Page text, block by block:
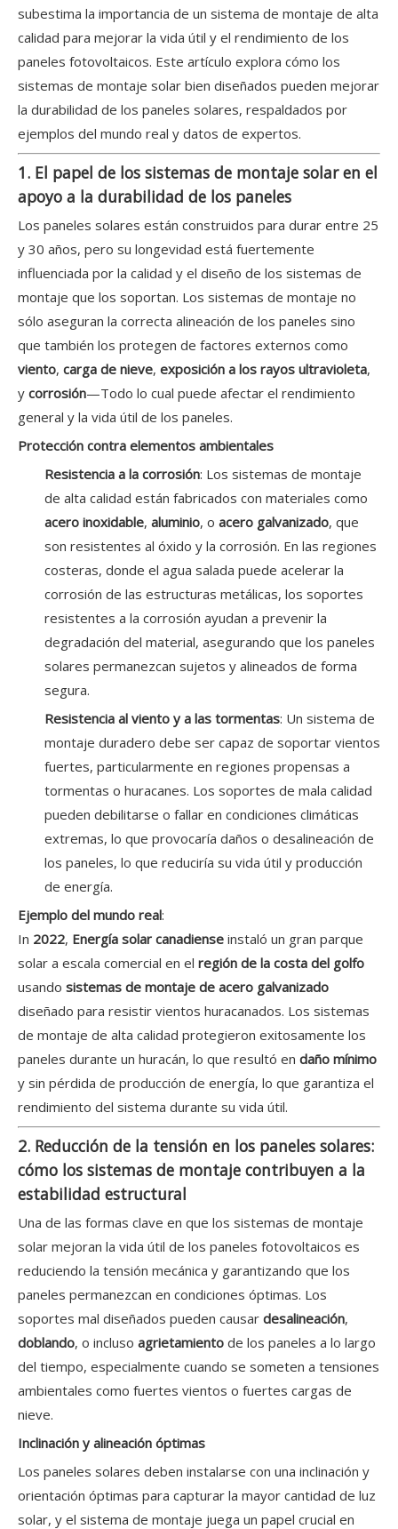
subestima la importancia de un sistema de montaje de alta
calidad para mejorar la vida útil y el rendimiento de los
paneles fotovoltaicos. Este artículo explora cómo los
sistemas de montaje solar bien diseñados pueden mejorar
la durabilidad de los paneles solares, respaldados por
ejemplos del mundo real y datos de expertos.
1. El papel de los sistemas de montaje solar en el
apoyo a la durabilidad de los paneles
Los paneles solares están construidos para durar entre 25
y 30 años, pero su longevidad está fuertemente
influenciada por la calidad y el diseño de los sistemas de
montaje que los soportan. Los sistemas de montaje no
sólo aseguran la correcta alineación de los paneles sino
que también los protegen de factores externos como
viento, carga de nieve, exposición a los rayos ultravioleta,
y corrosión—Todo lo cual puede afectar el rendimiento
general y la vida útil de los paneles.
Protección contra elementos ambientales
Resistencia a la corrosión: Los sistemas de montaje
de alta calidad están fabricados con materiales como
acero inoxidable, aluminio, o acero galvanizado, que
son resistentes al óxido y la corrosión. En las regiones
costeras, donde el agua salada puede acelerar la
corrosión de las estructuras metálicas, los soportes
resistentes a la corrosión ayudan a prevenir la
degradación del material, asegurando que los paneles
solares permanezcan sujetos y alineados de forma
segura.
Resistencia al viento y a las tormentas: Un sistema de
montaje duradero debe ser capaz de soportar vientos
fuertes, particularmente en regiones propensas a
tormentas o huracanes. Los soportes de mala calidad
pueden debilitarse o fallar en condiciones climáticas
extremas, lo que provocaría daños o desalineación de
los paneles, lo que reduciría su vida útil y producción
de energía.
Ejemplo del mundo real:
In 2022, Energía solar canadiense instaló un gran parque
solar a escala comercial en el región de la costa del golfo
usando sistemas de montaje de acero galvanizado
diseñado para resistir vientos huracanados. Los sistemas
de montaje de alta calidad protegieron exitosamente los
paneles durante un huracán, lo que resultó en daño mínimo
y sin pérdida de producción de energía, lo que garantiza el
rendimiento del sistema durante su vida útil.
2. Reducción de la tensión en los paneles solares:
cómo los sistemas de montaje contribuyen a la
estabilidad estructural
Una de las formas clave en que los sistemas de montaje
solar mejoran la vida útil de los paneles fotovoltaicos es
reduciendo la tensión mecánica y garantizando que los
paneles permanezcan en condiciones óptimas. Los
soportes mal diseñados pueden causar desalineación,
doblando, o incluso agrietamiento de los paneles a lo largo
del tiempo, especialmente cuando se someten a tensiones
ambientales como fuertes vientos o fuertes cargas de
nieve.
Inclinación y alineación óptimas
Los paneles solares deben instalarse con una inclinación y
orientación óptimas para capturar la mayor cantidad de luz
solar, y el sistema de montaje juega un papel crucial en